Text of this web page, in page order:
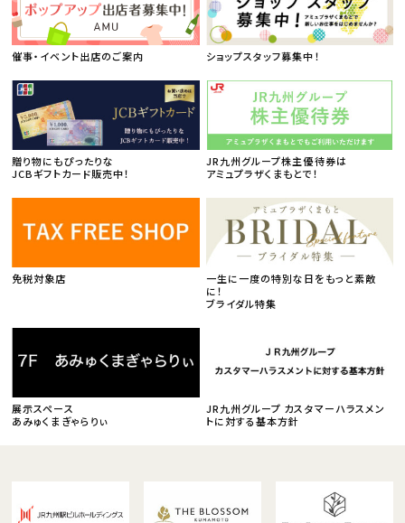
催事・イベント出店のご案内 ショップスタッフ募集中！
贈り物にもぴったりな
JCBギフトカード販売中！
JR九州グループ株主優待券は
アミュプラザくまもとで！
免税対象店
一生に一度の特別な日をもっと素敵
に！
ブライダル特集
展示スペース
あみゅくまぎゃらりぃ
JR九州グループ カスタマーハラスメン
トに対する基本方針